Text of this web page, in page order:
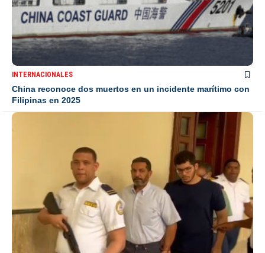
INTERNACIONALES
China reconoce dos muertos en un incidente marítimo con
Filipinas en 2025